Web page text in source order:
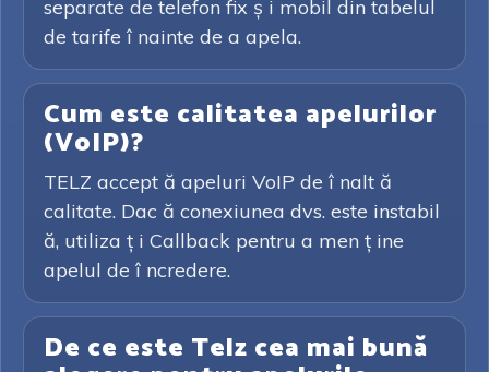
separate de telefon fix ș i mobil din tabelul
de tarife î nainte de a apela.
Cum este calitatea apelurilor
(VoIP)?
TELZ accept ă apeluri VoIP de î nalt ă
calitate. Dac ă conexiunea dvs. este instabil
ă, utiliza ț i Callback pentru a men ț ine
apelul de î ncredere.
De ce este Telz cea mai bună